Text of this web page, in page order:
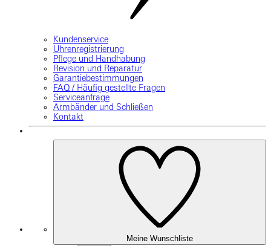
Kundenservice
Uhrenregistrierung
Pflege und Handhabung
Revision und Reparatur
Garantiebestimmungen
FAQ / Häufig gestellte Fragen
Serviceanfrage
Armbänder und Schließen
Kontakt
Meine Wunschliste